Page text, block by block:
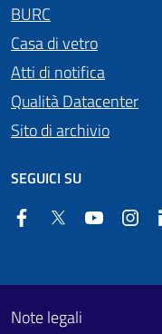
BURC
Casa di vetro
Atti di notifica
Qualità Datacenter
Sito di archivio
SEGUICI SU
FacebookTwitter YouTube
Footer First
Useful links
Note legali